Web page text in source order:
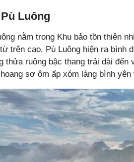
Luông
nằm trong Khu bảo tồn thiên
trên cao, Pù Luông hiện ra bình
thửa ruộng bậc thang trải dài đến
sơ ôm ấp xóm làng bình